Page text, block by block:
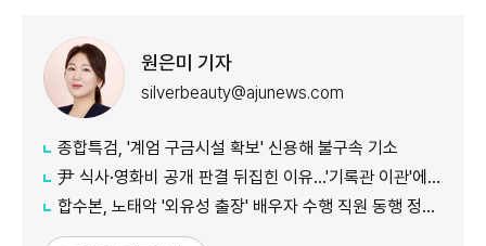
원은미 기자
silverbeauty@ajunews.com
종합특검, '계엄 구금시설 확보' 신용해 불구속 기소
尹 식사·영화비 공개 판결 뒤집힌 이유…'기록관 이관'에 소송 실익 쟁점
합수본, 노태악 '외유성 출장' 배우자 수행 직원 동행 정황 포착